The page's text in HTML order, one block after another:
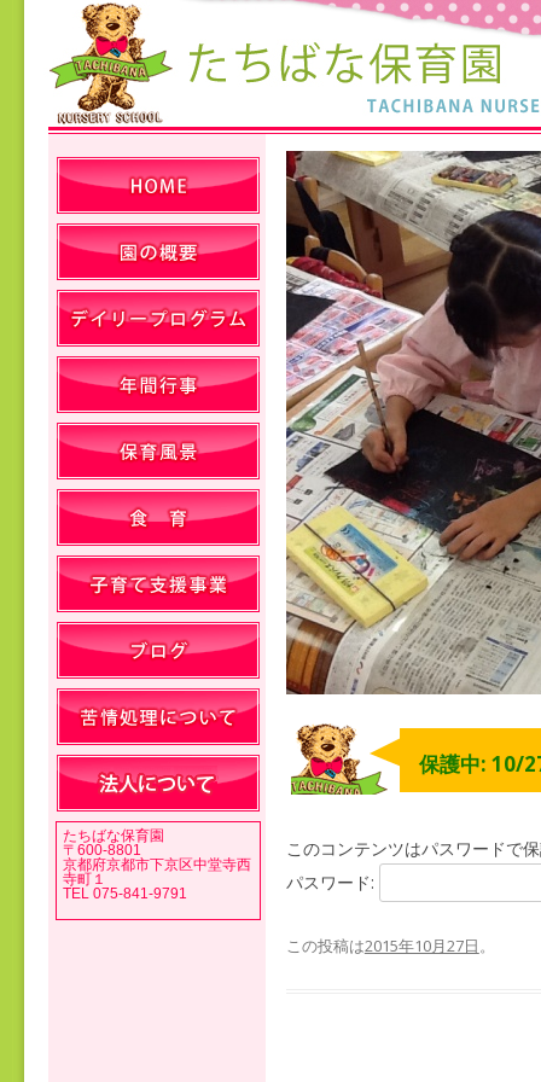
保護中: 10/
このコンテンツはパスワードで
パスワード:
この投稿は2015年10月27日。
たちばな保育園
〒600-8801
京都府京都市下京区中堂寺西
寺町１
TEL 075-841-9791